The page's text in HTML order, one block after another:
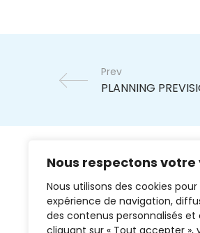
Nous respectons votre
Nous utilisons des cookies
expérience de navigation,
des contenus personnalisés et
cliquant sur « Tout accepter »,
Prev